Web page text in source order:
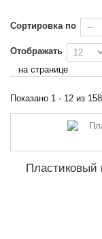
мальчик/девочка
Сортировка по
Отображать
на странице
Показано 1 - 12 из
Пластиковый